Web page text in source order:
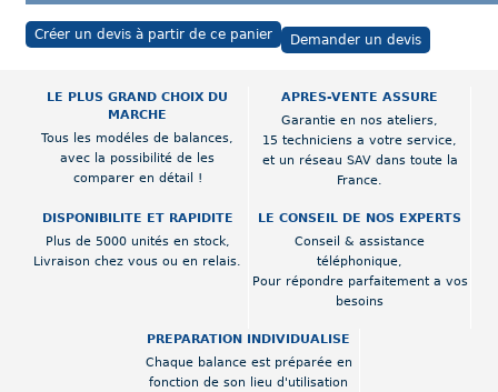
Créer un devis à partir de ce panier Demander un devis
LE PLUS GRAND CHOIX DU
MARCHE
Tous les modéles de balances,
avec la possibilité de les
comparer en détail !
APRES-VENTE ASSURE
Garantie en nos ateliers,
15 techniciens a votre service,
et un réseau SAV dans toute la
France.
DISPONIBILITE ET RAPIDITE
Plus de 5000 unités en stock,
Livraison chez vous ou en relais.
LE CONSEIL DE NOS EXPERTS
Conseil & assistance
téléphonique,
Pour répondre parfaitement a vos
besoins
PREPARATION INDIVIDUALISE
Chaque balance est préparée en
fonction de son lieu d'utilisation